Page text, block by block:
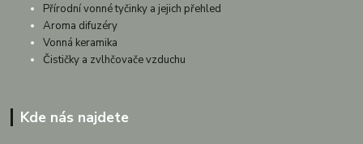
Přírodní vonné tyčinky a jejich přehled
Aroma difuzéry
Vonná keramika
Čističky a zvlhčovače vzduchu
Kde nás najdete